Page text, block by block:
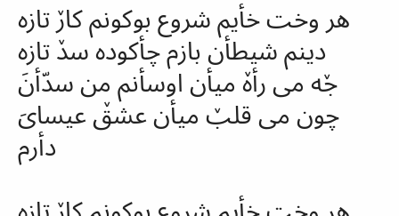
هر وخت خأیم شروع بوکونم کارٚ تازه
دینم شیطأن بازم چأکودهسدٚ تازه
جٚه می رأهٚ میأن اوسأنم من سدّأنَ
چون می قلبٚ میأن عشقٚ عیسایَ
دأرم